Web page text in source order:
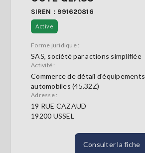
SIREN : 991620816
Active
Forme juridique :
SAS, société par actions simplifiée
Activité :
Commerce de détail d'équipements
automobiles (45.32Z)
Adresse :
19 RUE CAZAUD
19200 USSEL
Consulter la fiche